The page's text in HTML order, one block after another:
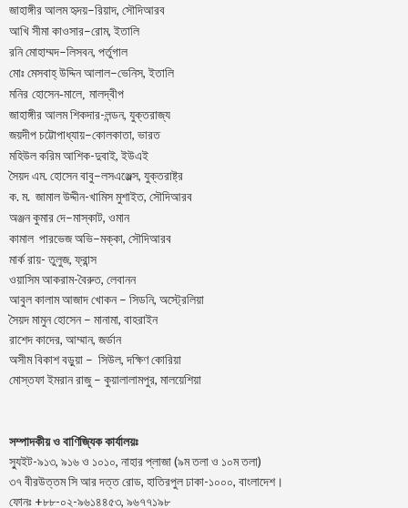
জাহাঙ্গীর আলম হৃদয়–রিয়াদ, সৌদিআরব
আখি সীমা কাওসার–রোম,ইতালি
রনি মোহাম্মদ–লিসবন, পর্তুগাল
মোঃ মেসবাহ্ উদ্দিন আলাল–ভেনিস,ইতালি
মনির হোসেন-মালে, মালদ্বীপ
জাহাঙ্গীর আলম শিকদার-লন্ডন, যুক্তরাজ্য
জয়দীপ চট্টোপাধ্যায়–কোলকাতা, ভারত
মহিউল করিম আশিক-দুবাই, ইউএই
সৈয়দ এম. হোসেন বাবু–লসএঞ্জেল্স, যুক্তরাষ্ট্র
ক. ম. জামাল উদ্দীন-খামিস মুশাইত, সৌদিআরব
অঞ্জন কুমার দে–মাস্কাট, ওমান
কামাল পারভেজ অভি–মক্কা, সৌদিআরব
মার্ক রায়- তুলুজ, ফ্রান্স
ওয়াসিম আকরাম-বৈরুত, লেবানন
আবুল কালাম আজাদ খোকন – সিডনি, অস্ট্রেলিয়া
সৈয়দ মামুন হোসেন – মানামা, বাহরাইন
রাশেদ কাদের, আম্মান, জর্ডান
অসীম বিকাশ বড়ুয়া – সিউল, দক্ষিণ কোরিয়া
মোস্তফা ইমরান রাজু – কুয়ালালামপুর, মালয়েশিয়া
সম্পাদকীয় ও বাণিজ্যিক কার্যালয়ঃ
স্যুইট-৯১৩, ৯১৬ ও ১০১০, নাহার প্লাজা (৯ম তলা ও ১০ম তলা)
৩৭ বীরউত্তম সি আর দত্ত রোড, হাতিরপুল ঢাকা-১০০০, বাংলাদেশ।
ফোনঃ +৮৮-০২-৯৬১৪৪৫৩, ৯৬৭৭১৯৮